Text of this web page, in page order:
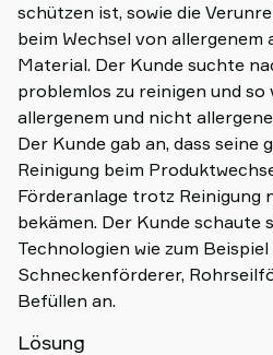
schützen ist, sowie die
beim Wechsel von
Material. Der Kunde suchte
problemlos zu reinigen und
allergenem und nicht
Der Kunde gab an, dass seine
Reinigung beim
Förderanlage trotz Reinigung
bekämen. Der Kunde schaute
Technologien wie zum
Schneckenförderer,
Befüllen an.
Lösung